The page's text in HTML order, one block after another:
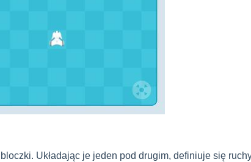
Układając je jeden pod drugim, definiuje się